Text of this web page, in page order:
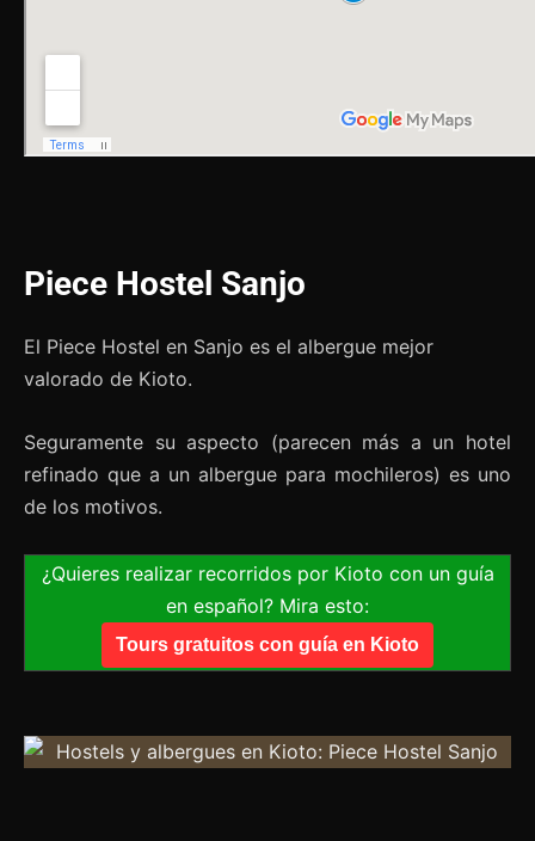
Piece Hostel Sanjo
El Piece Hostel en Sanjo es el albergue mejor
valorado de Kioto.
Seguramente su aspecto (parecen más a un hotel
refinado que a un albergue para mochileros) es uno
de los motivos.
¿Quieres realizar recorridos por Kioto con un guía
en español? Mira esto:
Tours gratuitos con guía en Kioto